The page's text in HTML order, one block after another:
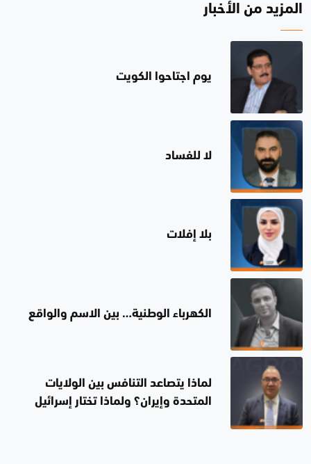
المزيد من الأخبار
يوم اجتاحوا الكويت
لا للفساد
بلا إفلات
الكهرباء الوطنية… بين الاسم والواقع
لماذا يتصاعد التنافس بين الولايات
المتحدة وإيران؟ ولماذا تختار إسرائيل